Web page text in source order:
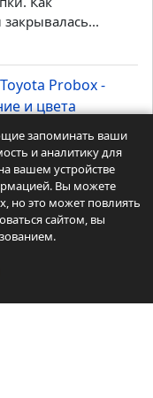
при аз
в охрану на...
Mira -
и цвета
Как
Probox -
и цвета
запоминать ваши
и аналитику для
вашем устройстве
Вы можете
но это может повлиять
сайтом, вы